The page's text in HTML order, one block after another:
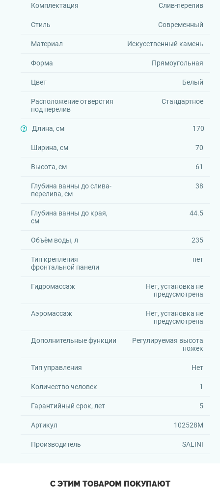
Комплектация Слив-перелив
Стиль Современный
Материал Искусственный камень
Форма Прямоугольная
Цвет Белый
Расположение отверстия
под перелив
Стандартное
Длина, см 170
Ширина, см 70
Высота, см 61
Глубина ванны до слива-
перелива, см
38
Глубина ванны до края,
см
44.5
Объём воды, л 235
Тип крепления
фронтальной панели
нет
Гидромассаж
Нет, установка не
предусмотрена
Аэромассаж
Нет, установка не
предусмотрена
Дополнительные функции
Регулируемая высота
ножек
Тип управления Нет
Количество человек 1
Гарантийный срок, лет 5
Артикул 102528M
Производитель SALINI
С ЭТИМ ТОВАРОМ ПОКУПАЮТ